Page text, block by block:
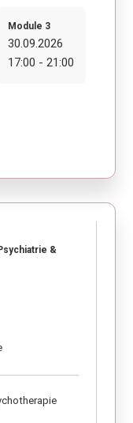
Module 3
30.09.2026
17:00 - 21:00
&